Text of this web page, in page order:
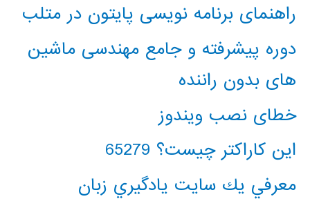
راهنمای برنامه نویسی پایتون در متلب
دوره پیشرفته و جامع مهندسی ماشین
های بدون راننده
خطای نصب ویندوز
این کاراکتر چیست؟ 65279
معرفي يك سايت يادگيري زبان